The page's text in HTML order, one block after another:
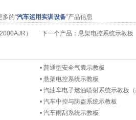
多的“汽车运用实训设备”产品信息
） 下一个产品： 悬架电控系统示教板
• 普通型安全气囊示教板
• 悬架电控系统示教板
• 汽油车电子燃油喷射系统示教板（
• 汽车中控与防盗系统示教板
• 汽车雨刮系统示教板